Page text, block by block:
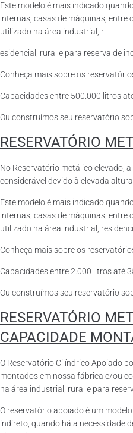
Este modelo é mais indicado
internas, casas de máquinas, entre
utilizado na área industrial, r
esidencial, rural e para reserva de
Conheça mais sobre os
Capacidades entre 500.000 litros
Ou construímos seu reservatório
RESERVATÓRIO
No Reservatório metálico elevado,
considerável devido à elevada
Este modelo é mais indicado
internas, casas de máquinas, entre
utilizado na área industrial,
Conheça mais sobre os
Capacidades entre 2.000 litros até
Ou construímos seu reservatório
RESERVATÓRIO
CAPACIDADE
O Reservatório Cilíndrico Apoiado
montados em nossa fábrica e/ou
na área industrial, rural e para
O reservatório apoiado é um
indireto, quando há a necessidade